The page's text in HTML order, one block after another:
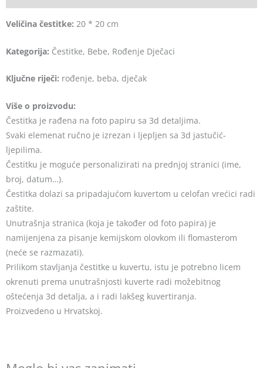
Veličina čestitke: 20 * 20 cm
Kategorija: Čestitke, Bebe, Rođenje Dječaci
Ključne riječi: rođenje, beba, dječak
Više o proizvodu:
Čestitka je rađena na foto papiru sa 3d detaljima.
Svaki elemenat ručno je izrezan i ljepljen sa 3d jastučić-
ljepilima.
Čestitku je moguće personalizirati na prednjoj stranici (ime,
broj, datum…).
Čestitka dolazi sa pripadajućom kuvertom u celofan vrećici radi
zaštite.
Unutrašnja stranica (koja je također od foto papira) je
namijenjena za pisanje kemijskom olovkom ili flomasterom
(neće se razmazati).
Prilikom stavljanja čestitke u kuvertu, istu je potrebno licem
okrenuti prema unutrašnjosti kuverte radi možebitnog
oštećenja 3d detalja, a i radi lakšeg kuvertiranja.
Proizvedeno u Hrvatskoj.